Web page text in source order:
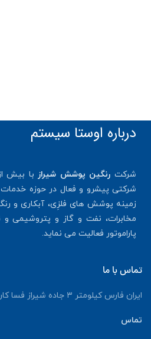
درباره اوستا سیستم
شرکت رنگین پوشش شیراز با بیش
شرکتی پیشرو و فعال در حوزه
زمینه پوشش های فلزِی، آبکاری و
مخابرات، نفت و گاز و پتروشیمی و
پاراموتور فعالیت می نماید.
تماس با ما
ایران فارس کیلومتر ۳ جاده شیراز فسا کارخانه رنگین پوشش
تماس